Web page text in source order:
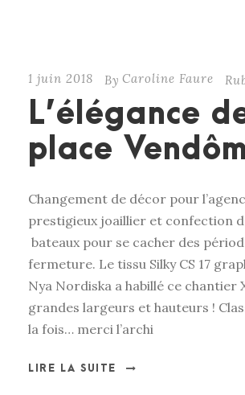
1 juin 2018 By Caroline Faure
L’élégance
place
Changement de décor pour
prestigieux joaillier et confection
bateaux pour se cacher des
fermeture. Le tissu Silky CS 17
Nya Nordiska a habillé ce chantier
grandes largeurs et hauteurs !
la fois… merci l’archi
LIRE LA SUITE